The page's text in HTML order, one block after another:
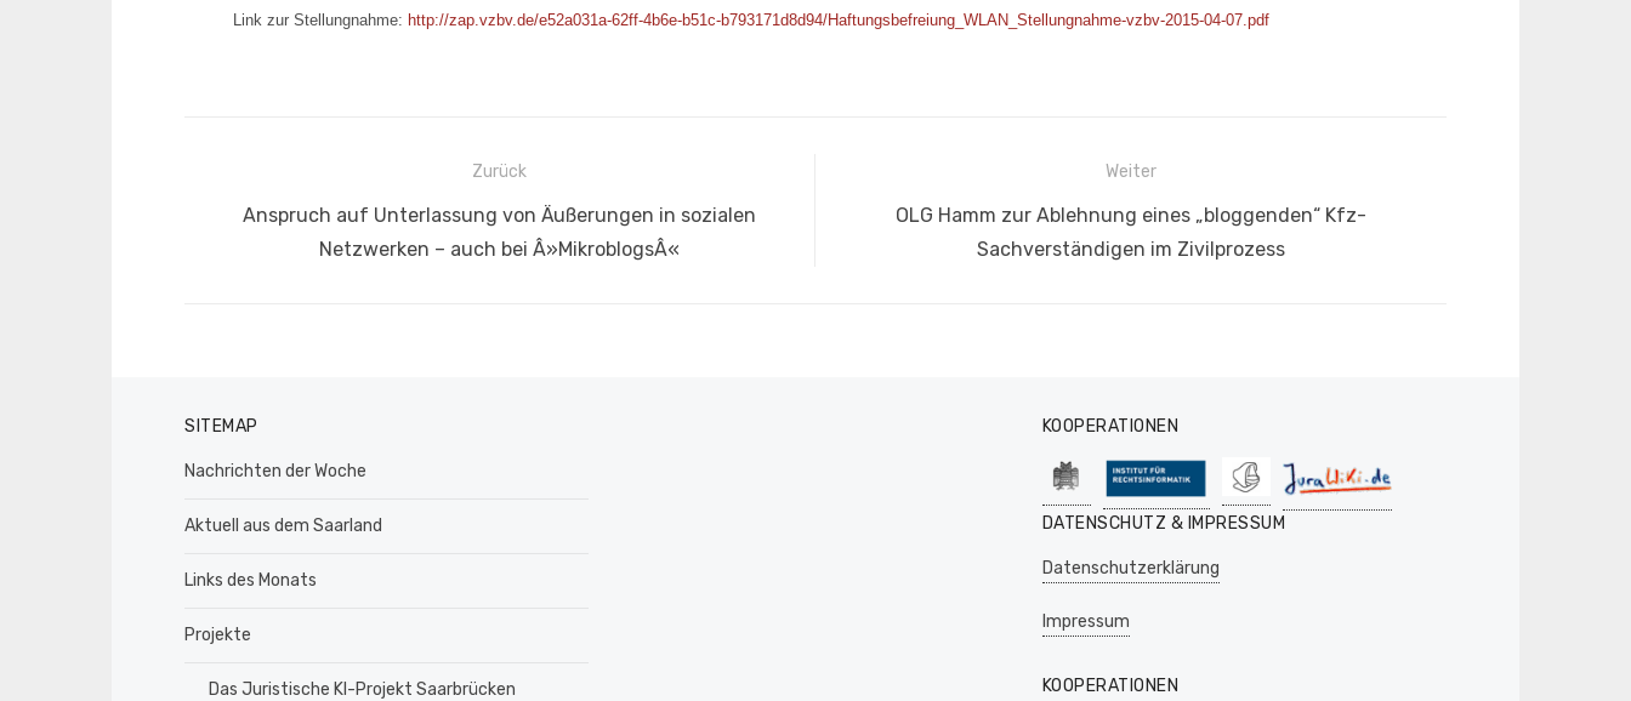
Link zur Stellungnahme: http://zap.vzbv.de/e52a031a-62ff-4b6e-b51c-b793171d8d94/Haftungsbefreiung_WLAN_Stellungnahme-vzbv-2015-04-07.pdf
BeitragsnavigationZurück
Vorheriger
Anspruch auf Unterlassung von Äußerungen in sozialen
Netzwerken – auch bei Â»MikroblogsÂ«
Weiter
Nächster
OLG Hamm zur Ablehnung eines „bloggenden“ Kfz-
Sachverständigen im Zivilprozess
SITEMAP
Nachrichten der Woche
Aktuell aus dem Saarland
Links des Monats
Projekte
Das Juristische KI-Projekt Saarbrücken
KOOPERATIONEN
DATENSCHUTZ & IMPRESSUM
Datenschutzerklärung
Impressum
KOOPERATIONEN